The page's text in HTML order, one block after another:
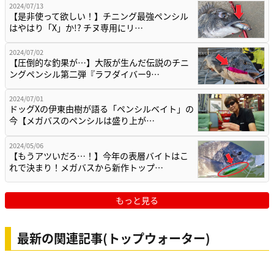
2024/07/13
【是非使って欲しい！】チニング最強ペンシル
はやはり「X」か!? チヌ専用にリ…
2024/07/02
【圧倒的な釣果が…】大阪が生んだ伝説のチニ
ングペンシル第二弾『ラフダイバー9…
2024/07/01
ドッグXの伊東由樹が語る「ペンシルベイト」の
今【メガバスのペンシルは盛り上が…
2024/05/06
【もうアツいだろ…！】今年の表層バイトはこ
れで決まり！メガバスから新作トップ…
もっと見る
最新の関連記事(トップウォーター)